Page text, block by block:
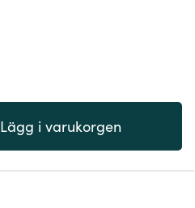
Lägg i varukorgen